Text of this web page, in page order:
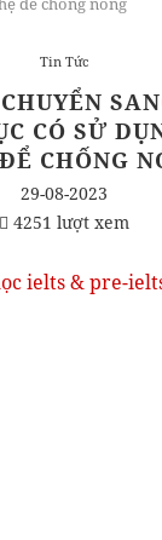
Tin Tức
CÓ SỬ
CHỐNG
29-08-2023
4251 lượt xem